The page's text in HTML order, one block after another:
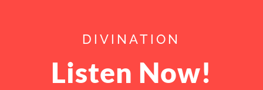
DIVINATION
Listen Now!